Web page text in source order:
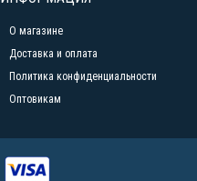
О магазине
Доставка и оплата
Политика конфиденциальности
Оптовикам